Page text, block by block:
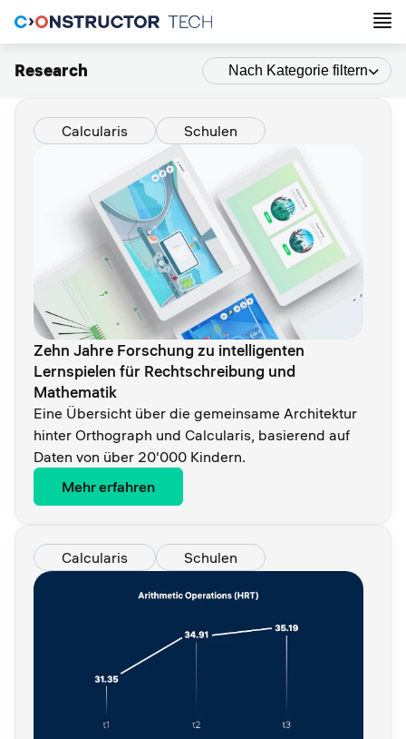
Research Nach Kategorie filtern
Calcularis Schulen
Zehn Jahre Forschung zu intelligenten
Lernspielen für Rechtschreibung und
Mathematik
Eine Übersicht über die gemeinsame Architektur
hinter Orthograph und Calcularis, basierend auf
Daten von über 20'000 Kindern.
Mehr erfahren
Calcularis Schulen